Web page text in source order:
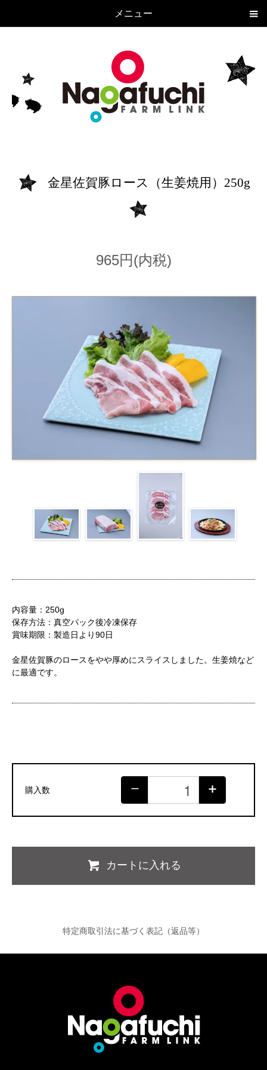
メニュー
金星佐賀豚ロース（生姜焼用）250g
965円(内税)
内容量：250g
保存方法：真空パック後冷凍保存
賞味期限：製造日より90日
金星佐賀豚のロースをやや厚めにスライスしました。生姜焼など
に最適です。
購入数
カートに入れる
特定商取引法に基づく表記（返品等）